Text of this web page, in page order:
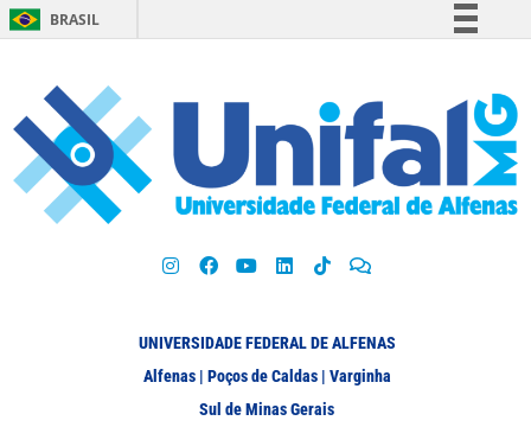
BRASIL
Participe
Acesso à informação
Legislação
UNIVERSIDADE FEDERAL DE ALFENAS
Alfenas | Poços de Caldas | Varginha
Sul de Minas Gerais